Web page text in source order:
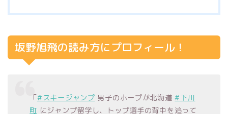
坂野旭飛の読み方にプロフィール！
「#スキージャンプ 男子のホープが北海道#下川
町 にジャンプ留学し、トップ選手の背中を追って